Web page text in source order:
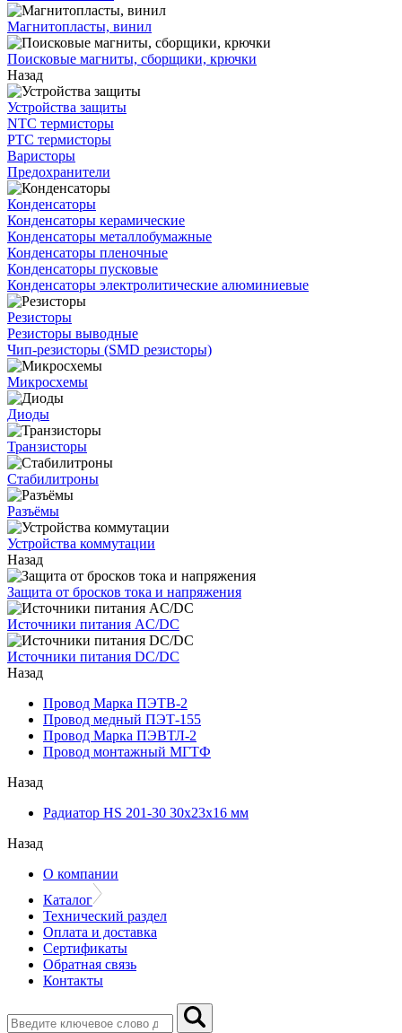
Магнитопласты, винил
Поисковые магниты, сборщики, крючки
Назад
Устройства защиты
NTC термисторы
PTC термисторы
Варисторы
Предохранители
Конденсаторы
Конденсаторы керамические
Конденсаторы металлобумажные
Конденсаторы пленочные
Конденсаторы пусковые
Конденсаторы электролитические алюминиевые
Резисторы
Резисторы выводные
Чип-резисторы (SMD резисторы)
Микросхемы
Диоды
Транзисторы
Стабилитроны
Разъёмы
Устройства коммутации
Назад
Защита от бросков тока и напряжения
Источники питания AC/DC
Источники питания DC/DC
Назад
Провод Марка ПЭТВ-2
Провод медный ПЭТ-155
Провод Марка ПЭВТЛ-2
Провод монтажный МГТФ
Назад
Радиатор HS 201-30 30х23х16 мм
Назад
О компании
Каталог
Технический раздел
Оплата и доставка
Сертификаты
Обратная связь
Контакты